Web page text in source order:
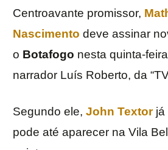
Centroavante promissor,
Nascimento deve assinar
o Botafogo nesta quinta-
narrador Luís Roberto, da
Segundo ele, John Textorjá
pode até aparecer na Vila